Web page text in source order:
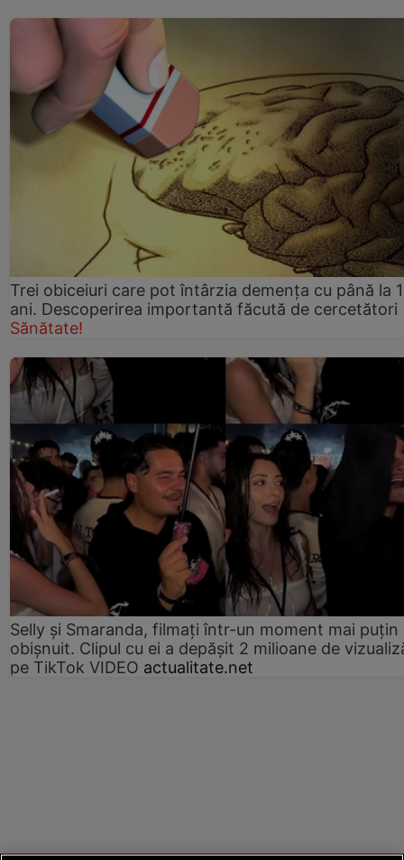
Trei obiceiuri care pot întârzia demența cu până la
ani. Descoperirea importantă făcută de cercetători
Sănătate!
Selly și Smaranda, filmați într-un moment mai puțin
obișnuit. Clipul cu ei a depășit 2 milioane de
pe TikTok VIDEO actualitate.net